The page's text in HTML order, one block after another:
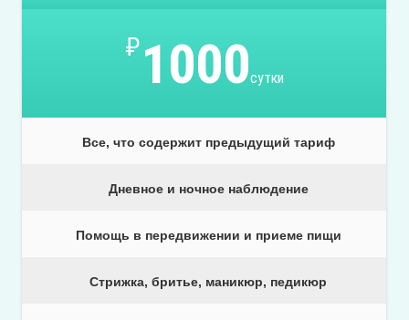
₽1000сутки
Все, что содержит предыдущий тариф
Дневное и ночное наблюдение
Помощь в передвижении и приеме пищи
Стрижка, бритье, маникюр, педикюр